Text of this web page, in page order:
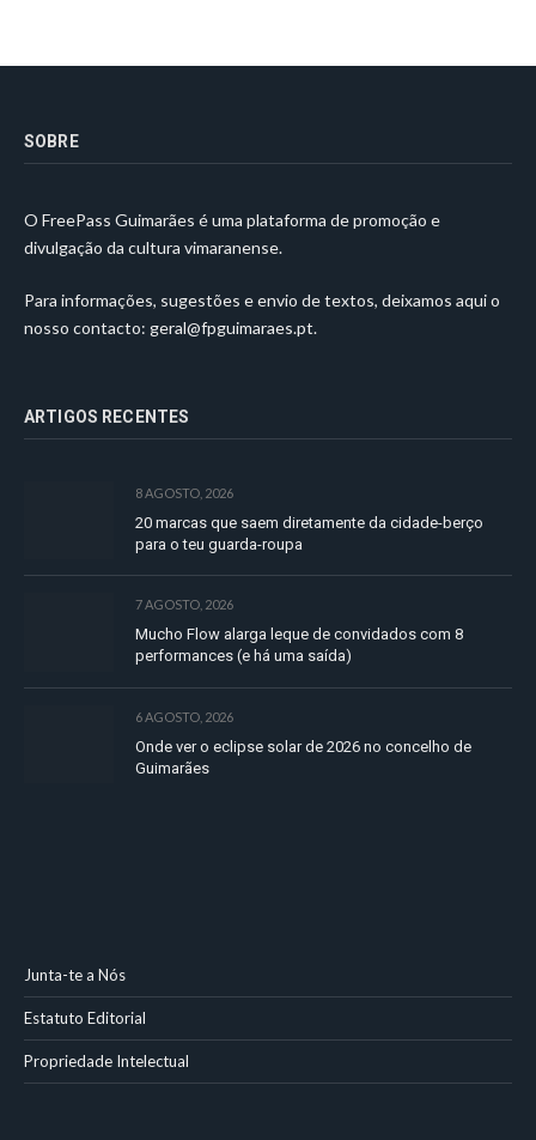
SOBRE
O FreePass Guimarães é uma plataforma de promoção e
divulgação da cultura vimaranense.
Para informações, sugestões e envio de textos, deixamos aqui o
nosso contacto: geral@fpguimaraes.pt.
ARTIGOS RECENTES
8 AGOSTO, 2026
20 marcas que saem diretamente da cidade-berço
para o teu guarda-roupa
7 AGOSTO, 2026
Mucho Flow alarga leque de convidados com 8
performances (e há uma saída)
6 AGOSTO, 2026
Onde ver o eclipse solar de 2026 no concelho de
Guimarães
Junta-te a Nós
Estatuto Editorial
Propriedade Intelectual